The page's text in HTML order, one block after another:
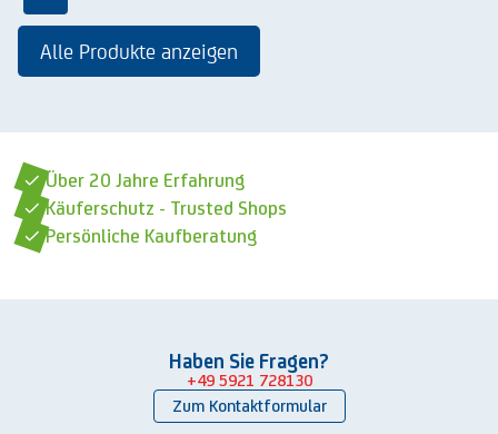
Alle Produkte anzeigen
Über 20 Jahre Erfahrung
Käuferschutz - Trusted Shops
Persönliche Kaufberatung
Haben Sie Fragen?
+49 5921 728130
Zum Kontaktformular